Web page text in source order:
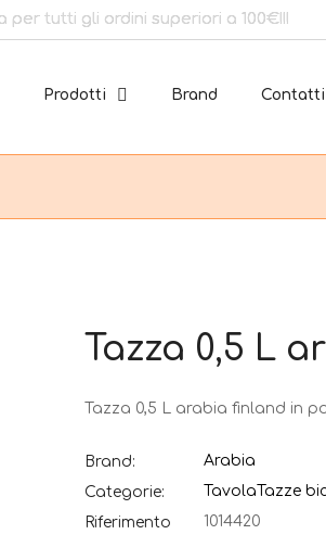
tutti gli ordini superiori a 100€!!!
Prodotti Brand Contatti
Tazza 0,5 L
Tazza 0,5 L arabia finland in
Brand:
Arabia
Categorie:
Tavola Tazze
Riferimento
1014420